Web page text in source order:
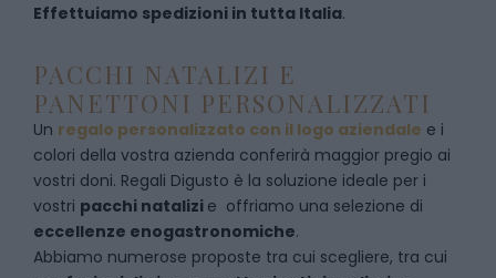
Effettuiamo spedizioni in tutta Italia.
PACCHI NATALIZI E
PANETTONI PERSONALIZZATI
Un regalo personalizzato con il logo aziendale e i
colori della vostra azienda conferirà maggior pregio ai
vostri doni. Regali Digusto è la soluzione ideale per i
vostri pacchi natalizi e offriamo una selezione di
eccellenze enogastronomiche.
Abbiamo numerose proposte tra cui scegliere, tra cui